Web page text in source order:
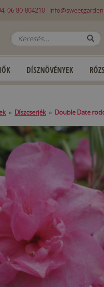
06-80-804210
DÍSZNÖVÉNYEK
» Díszcserjék » Double Date